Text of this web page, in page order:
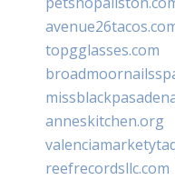
topgglasses.com
anneskitchen.org
reefrecordsllc.com